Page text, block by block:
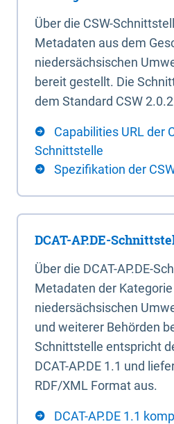
Über die CSW-
Metadaten aus dem
niedersächsischen
bereit gestellt. Die
dem Standard CSW
Capabilities URL der
Schnittstelle
Spezifikation der
DCAT-AP.DE-
Über die DCAT-AP.DE-
Metadaten der
niedersächsischen
und weiterer Behörden
Schnittstelle entspricht
DCAT-AP.DE 1.1 und
RDF/XML Format aus.
DCAT-AP.DE 1.1